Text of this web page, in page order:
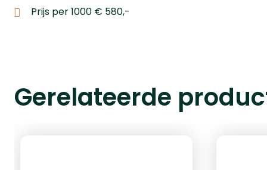
Prijs per 1000 € 580,-
Gerelateerde